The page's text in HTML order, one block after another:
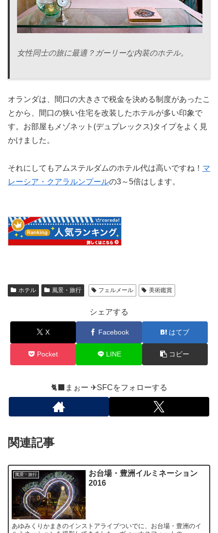
女性同士の旅に最適？ガーリーな内装のホテル。
オランダは、間口の大きさで税金を決める制度があったこ
とから、間口の狭い住宅を改装したホテルが多い印象で
す。お部屋もメゾネット(デュプレックス)タイプをよく見
かけました。
それにしてもアムステルダムのホテル代は高いですね！ マ
レーシア・クアラルンプールの3～5倍はします。
ホテル 風景・旅行 フェルメール 美術鑑賞
シェアする
X Facebook はてブ
Pocket LINE コピー
🐈‍⬛まぉー ✈︎SFCをフォローする
関連記事
風景・旅行
お台場・豊洲イルミネーション
2016
あゆみくりかまきのインストアライブついでに、お台場・豊洲のイ